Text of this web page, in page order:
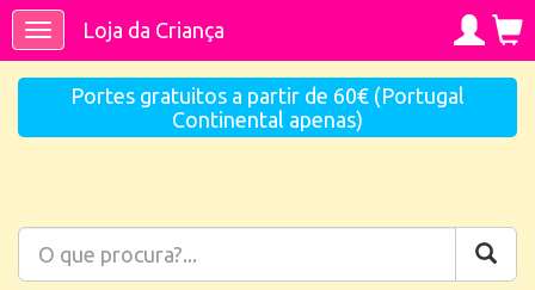
ToggleLoja da Criança
Portes gratuitos a partir de 60€ (Portugal
Continental apenas)